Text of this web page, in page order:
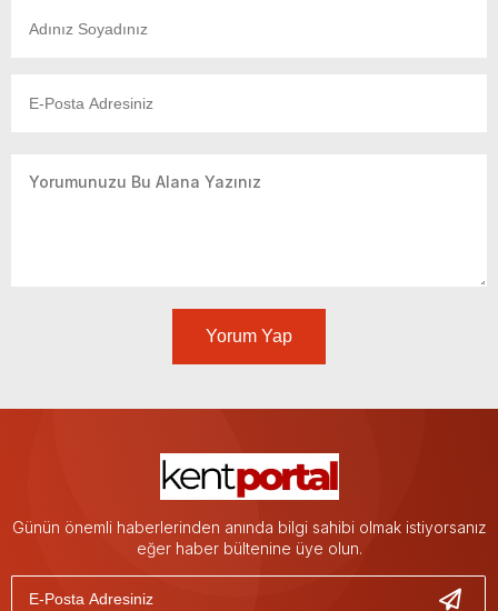
Yorum Yap
Günün önemli haberlerinden anında bilgi sahibi olmak istiyorsanız
eğer haber bültenine üye olun.